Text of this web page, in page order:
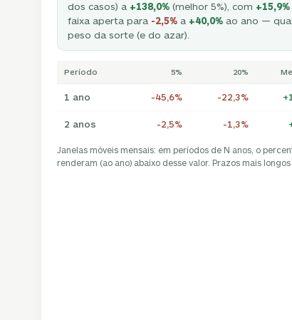
dos casos) a +138,0%(melhor 5%), com +15,9%
faixa aperta para -2,5%a +40,0%ao ano —
peso da sorte (e do azar).
Período 5% 20%
1 ano -45,6% -22,3%
2 anos -2,5% -1,3%
Janelas móveis mensais: em períodos de N anos, o
renderam (ao ano) abaixo desse valor. Prazos mais